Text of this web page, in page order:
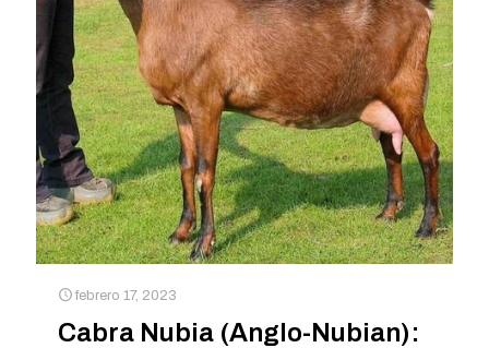
febrero 17, 2023
Cabra Nubia (Anglo-Nubian):